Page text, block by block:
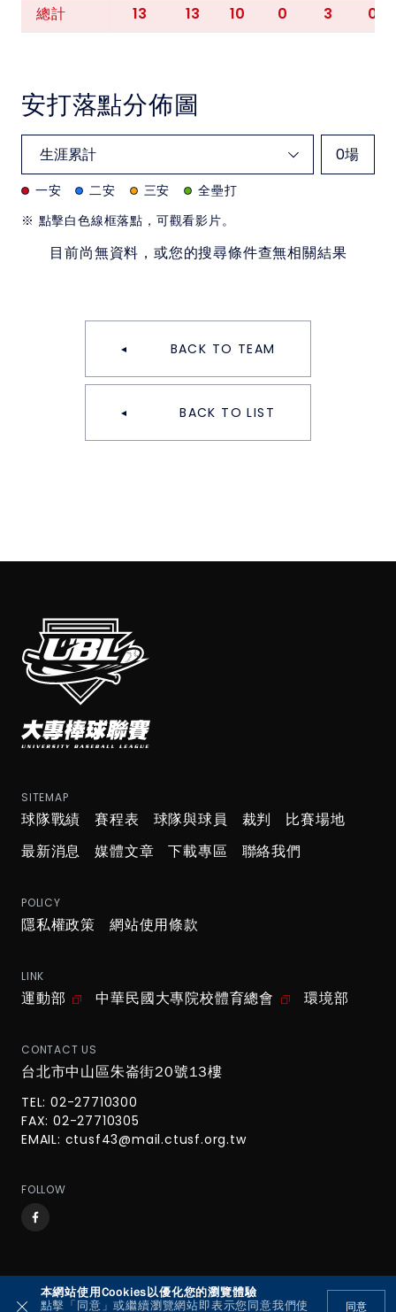
總計 13 13 10 0 3 0
安打落點分佈圖
0場
一安 二安 三安
全壘打
※ 點擊白色線框落點，可觀看影片。
目前尚無資料，或您的搜尋條件查無相關結果
BACK TO TEAM
BACK TO LIST
SITEMAP
球隊戰績 賽程表 球隊與球員 裁判
比賽場地
最新消息
媒體文章 下載專區 聯絡我們
POLICY
隱私權政策 網站使用條款
LINK
運動部 中華民國大專院校體育總會 環境部
CONTACT US
台北市中山區朱崙街20號13樓
TEL: 02-27710300
FAX: 02-27710305
EMAIL: ctusf43@mail.ctusf.org.tw
FOLLOW
© 2026 UBL大專棒球運動聯賽 All Rights Reserved.
本網站使用Cookies以優化您的瀏覽體驗
點擊「同意」或繼續瀏覽網站即表示您同意我們使
同意